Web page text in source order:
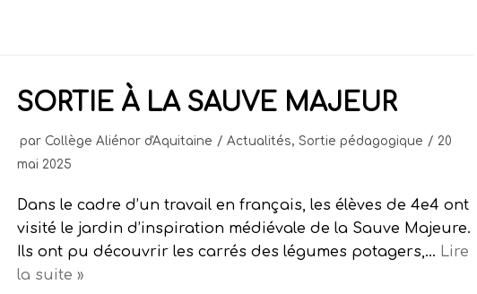
SORTIE À LA SAUVE MAJEUR
par Collège Aliénor d'Aquitaine Actualités,Sortie pédagogique
20
mai 2025
Dans le cadre d’un travail en français, les élèves de 4e4 ont
visité le jardin d’inspiration médiévale de la Sauve Majeure.
Ils ont pu découvrir les carrés des légumes potagers,… Lire
la suite »